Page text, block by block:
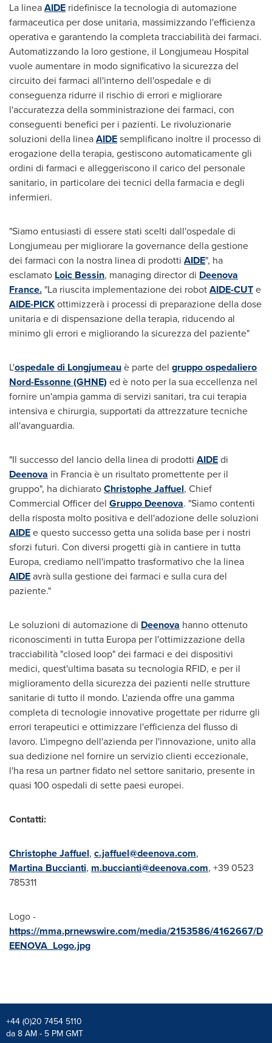
La lineaAIDE ridefinisce la tecnologia di automazione
farmaceutica per dose unitaria, massimizzando l'efficienza
operativa e garantendo la completa tracciabilità dei farmaci.
Automatizzando la loro gestione, il Longjumeau Hospital
vuole aumentare in modo significativo la sicurezza del
circuito dei farmaci all'interno dell'ospedale e di
conseguenza ridurre il rischio di errori e migliorare
l'accuratezza della somministrazione dei farmaci, con
conseguenti benefici per i pazienti. Le rivoluzionarie
soluzioni della lineaAIDEsemplificano inoltre il processo di
erogazione della terapia, gestiscono automaticamente gli
ordini di farmaci e alleggeriscono il carico del personale
sanitario, in particolare dei tecnici della farmacia e degli
infermieri.
"Siamo entusiasti di essere stati scelti dall'ospedale di
Longjumeau per migliorare la governance della gestione
dei farmaci con la nostra linea di prodotti AIDE", ha
esclamato Loic Bessin, managing director di Deenova
France. "La riuscita implementazione dei robotAIDE-CUTe
AIDE-PICKottimizzerà i processi di preparazione della dose
unitaria e di dispensazione della terapia, riducendo al
minimo gli errori e migliorando la sicurezza del paziente"
L'ospedale di Longjumeauè parte del gruppo ospedaliero
Nord-Essonne (GHNE) ed è noto per la sua eccellenza nel
fornire un'ampia gamma di servizi sanitari, tra cui terapia
intensiva e chirurgia, supportati da attrezzature tecniche
all'avanguardia.
"Il successo del lancio della linea di prodotti AIDEdi
Deenova in Francia è un risultato promettente per il
gruppo", ha dichiaratoChristophe Jaffuel, Chief
Commercial Officer del Gruppo Deenova. "Siamo contenti
della risposta molto positiva e dell'adozione delle soluzioni
AIDEe questo successo getta una solida base per i nostri
sforzi futuri. Con diversi progetti già in cantiere in tutta
Europa, crediamo nell'impatto trasformativo che la linea
AIDEavrà sulla gestione dei farmaci e sulla cura del
paziente."
Le soluzioni di automazione di Deenova hanno ottenuto
riconoscimenti in tutta Europa per l'ottimizzazione della
tracciabilità "closed loop" dei farmaci e dei dispositivi
medici, quest'ultima basata su tecnologia RFID, e per il
miglioramento della sicurezza dei pazienti nelle strutture
sanitarie di tutto il mondo. L'azienda offre una gamma
completa di tecnologie innovative progettate per ridurre gli
errori terapeutici e ottimizzare l'efficienza del flusso di
lavoro. L'impegno dell'azienda per l'innovazione, unito alla
sua dedizione nel fornire un servizio clienti eccezionale,
l'ha resa un partner fidato nel settore sanitario, presente in
quasi 100 ospedali di sette paesi europei.
Contatti:
Christophe Jaffuel, c.jaffuel@deenova.com,
Martina Buccianti, m.buccianti@deenova.com, +39 0523
785311
Logo -
https://mma.prnewswire.com/media/2153586/4162667/D
EENOVA_Logo.jpg
+44 (0)20 7454 5110
da 8 AM - 5 PM GMT